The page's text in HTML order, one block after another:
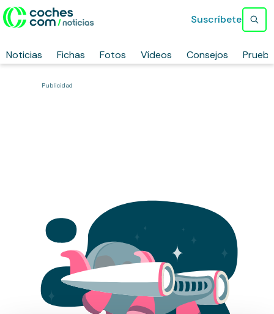
Noticias Fichas Fotos Vídeos Consejos
Suscríbete
Publicidad